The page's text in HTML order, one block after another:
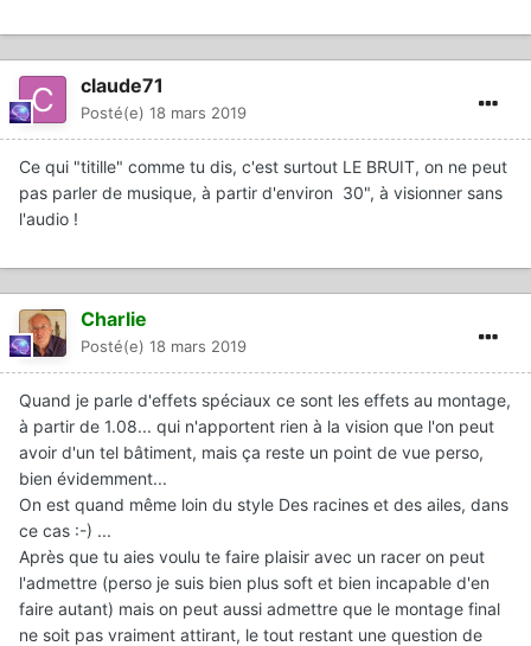
claude71
Posté(e) 18 mars 2019
Ce qui "titille" comme tu dis, c'est surtout LE BRUIT, on ne peut
pas parler de musique, à partir d'environ 30", à visionner sans
l'audio !
Charlie
Posté(e) 18 mars 2019
Quand je parle d'effets spéciaux ce sont les effets au montage,
à partir de 1.08... qui n'apportent rien à la vision que l'on peut
avoir d'un tel bâtiment, mais ça reste un point de vue perso,
bien évidemment...
On est quand même loin du style Des racines et des ailes, dans
ce cas :-) ...
Après que tu aies voulu te faire plaisir avec un racer on peut
l'admettre (perso je suis bien plus soft et bien incapable d'en
faire autant) mais on peut aussi admettre que le montage final
ne soit pas vraiment attirant, le tout restant une question de